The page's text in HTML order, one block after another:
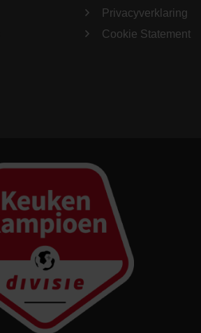
Privacyverklaring
Cookie Statement